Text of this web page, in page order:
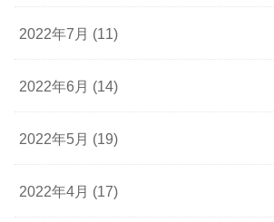
2022年7月 (11)
2022年6月 (14)
2022年5月 (19)
2022年4月 (17)